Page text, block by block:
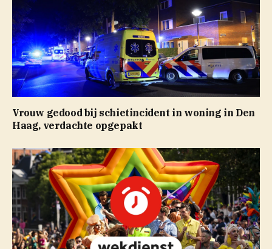
Vrouw gedood bij schietincident in woning in Den
Haag, verdachte opgepakt